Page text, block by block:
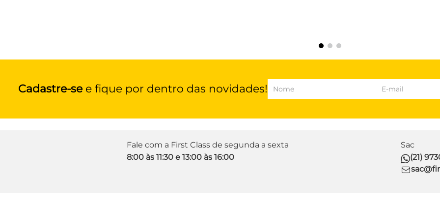
Cadastre-see fique por dentro das novidades!
Fale com a First Class de segunda a sexta
8:00 às 11:30 e 13:00 às 16:00
Sac
(21)